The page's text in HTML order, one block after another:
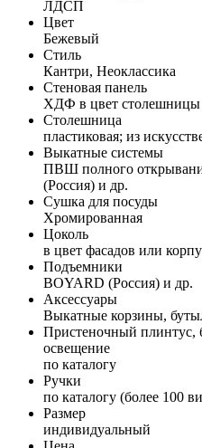
ЛДСП
Цвет
Бежевый
Стиль
Кантри, Неоклассика
Стеновая панель
ХДФ в цвет столешницы
Столешница
пластиковая; из
Выкатные системы
ПВШ полного
(Россия) и др.
Сушка для посуды
Хромированная
Цоколь
в цвет фасадов или
Подъемники
BOYARD (Россия) и др.
Аксессуары
Выкатные корзины,
Пристеночный плинтус,
освещение
по каталогу
Ручки
по каталогу (более 100
Размер
индивидуальный